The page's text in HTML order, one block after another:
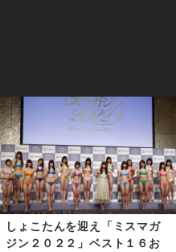
しょこたんを迎え「ミスマガ
ジン２０２２」ベスト１６お